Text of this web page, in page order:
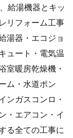
給湯機器とキッ
リフォーム工事
湯器・エコジョ
ュート・電気温
室暖房乾燥機・
ム・水道ポン
ンガスコンロ・
・エアコン・イ
る全ての工事に